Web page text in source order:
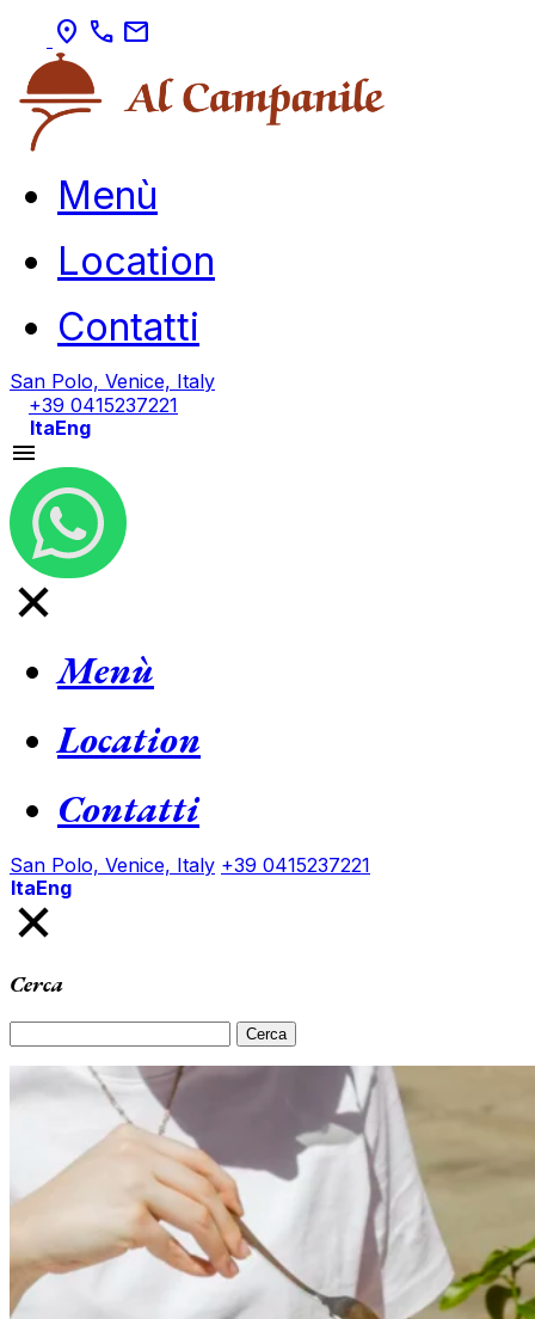
location_on call mail
Menù
Location
Contatti
San Polo, Venice, Italy
+39 0415237221
ItaEng
menu
close
Menù
Location
Contatti
San Polo, Venice, Italy +39 0415237221
ItaEng
close
Cerca